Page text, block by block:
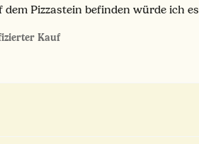
Pizzastein befinden würde ich
Kauf